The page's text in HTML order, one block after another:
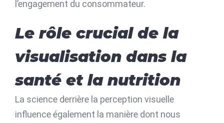
l’engagement du consommateur.
Le rôle crucial de la
visualisation dans la
santé et la nutrition
La science derrière la perception visuelle
influence également la manière dont nous